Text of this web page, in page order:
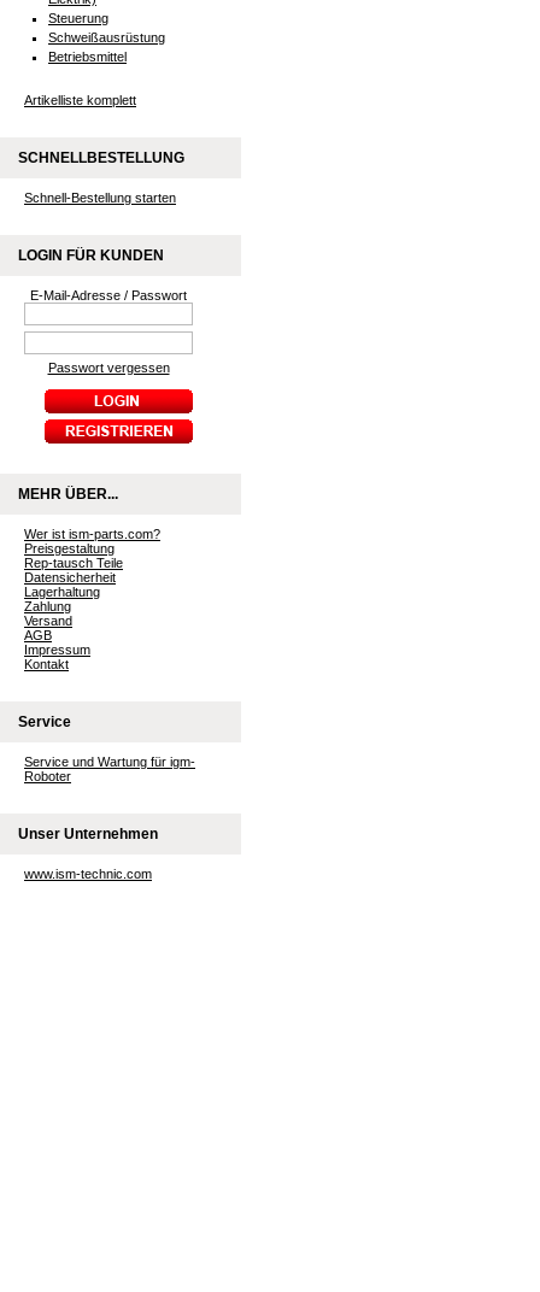
Steuerung
Schweißausrüstung
Betriebsmittel
Artikelliste komplett
SCHNELLBESTELLUNG
Schnell-Bestellung starten
LOGIN FÜR KUNDEN
E-Mail-Adresse / Passwort
Passwort vergessen
MEHR ÜBER...
Wer ist ism-parts.com?
Preisgestaltung
Rep-tausch Teile
Datensicherheit
Lagerhaltung
Zahlung
Versand
AGB
Impressum
Kontakt
Service
Service und Wartung für igm-
Roboter
Unser Unternehmen
www.ism-technic.com